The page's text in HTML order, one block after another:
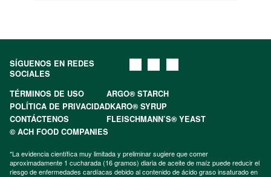
SÍGUENOS EN REDES
SOCIALES
TÉRMINOS DE USO
ARGO® STARCH
POLÍTICA DE PRIVACIDADKARO® SYRUP
CONTÁCTENOS
FLEISCHMANN’S® YEAST
© ACH FOOD COMPANIES
*La evidencia científica muy limitada y preliminar sugiere que comer
aproximadamente 1 cucharada (16 gramos) diaria de aceite de maíz puede reducir el
riesgo de enfermedades cardíacas debido al contenido de ácido graso insaturado en